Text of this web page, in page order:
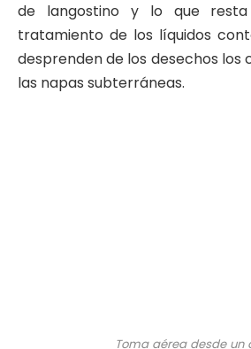
de langostino y lo que
tratamiento de los líquidos
desprenden de los desechos los
las napas subterráneas.
Toma aérea desde un